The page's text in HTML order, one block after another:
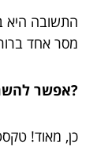
מסר אחד
?אפשר
כן, מאוד!